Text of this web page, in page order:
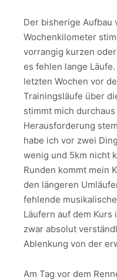
Der bisherige Aufbau
Wochenkilometer
vorrangig kurzen
es fehlen lange
letzten Wochen vor
Trainingsläufe über
stimmt mich
Herausforderung
habe ich vor zwei
wenig und 5km nicht
Runden kommt mein
den längeren
fehlende
Läufern auf dem
zwar absolut
Ablenkung von der
Am Tag vor dem